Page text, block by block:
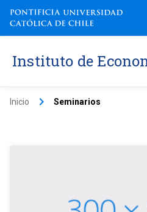
Instituto de
Inicio keyboard_arrow_right Seminarios